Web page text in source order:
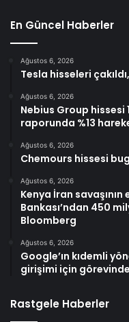
En Güncel Haberler
Ağustos 6, 2026
Tesla hisseleri
Ağustos 6, 2026
Nebius Group hissesi
raporunda %13
Ağustos 6, 2026
Chemours hissesi
Ağustos 6, 2026
Kenya İran
Bankası’ndan 450
Bloomberg
Ağustos 6, 2026
Google’ın kıdemli
girişimi için
Rastgele Haberler